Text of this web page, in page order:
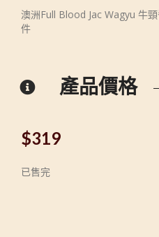
澳洲Full Blood Jac Wagyu 牛
件
產品價格
$319
已售完